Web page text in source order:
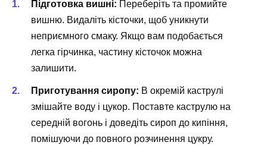
Підготовка вишні: Переберіть та промийте
вишню. Видаліть кісточки, щоб уникнути
неприємного смаку. Якщо вам подобається
легка гірчинка, частину кісточок можна
залишити.
Приготування сиропу: В окремій каструлі
змішайте воду і цукор. Поставте каструлю на
середній вогонь і доведіть сироп до кипіння,
помішуючи до повного розчинення цукру.